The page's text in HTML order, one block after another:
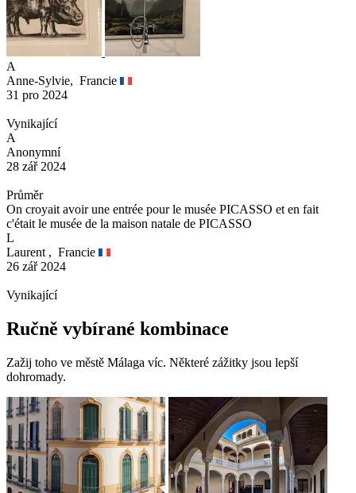
A
Anne-Sylvie, Francie
31 pro 2024
Vynikající
A
Anonymní
28 zář 2024
Průměr
On croyait avoir une entrée pour le musée PICASSO et en fait
c'était le musée de la maison natale de PICASSO
L
Laurent , Francie
26 zář 2024
Vynikající
Ručně vybírané kombinace
Zažij toho ve městě Málaga víc. Některé zážitky jsou lepší
dohromady.